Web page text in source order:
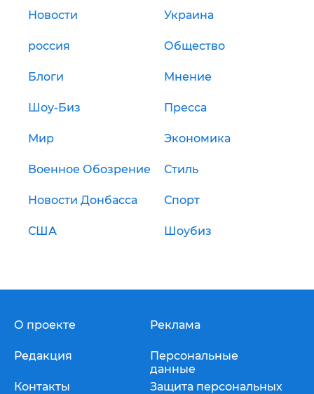
Новости Украина
россия Общество
Блоги Мнение
Шоу-Биз Пресса
Мир Экономика
Военное Обозрение Стиль
Новости Донбасса Спорт
США Шоубиз
О проекте
Редакция
Контакты
Реклама
Персональные
данные
Защита персональных